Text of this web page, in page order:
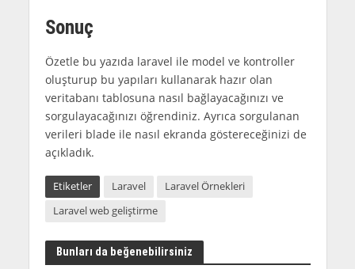
Sonuç
Özetle bu yazıda laravel ile model ve kontroller
oluşturup bu yapıları kullanarak hazır olan
veritabanı tablosuna nasıl bağlayacağınızı ve
sorgulayacağınızı öğrendiniz. Ayrıca sorgulanan
verileri blade ile nasıl ekranda göstereceğinizi de
açıkladık.
Etiketler Laravel
Laravel Örnekleri
Laravel web geliştirme
Bunları da beğenebilirsiniz